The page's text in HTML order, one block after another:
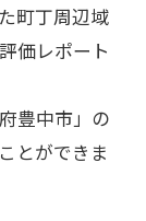
町丁周辺域
価レポート
豊中市」の
とができま